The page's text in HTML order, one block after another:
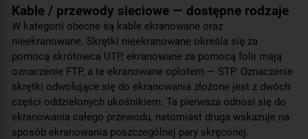
Kable / przewody sieciowe — dostępne rodzaje
W kategorii obecne są kable ekranowane oraz
nieekranowane. Skrętki nieekranowane określa się za
pomocą skrótowca UTP, ekranowane za pomocą folii mają
oznaczenie FTP, a te ekranowane oplotem — STP. Oznaczenie
skrętki odwołujące się do ekranowania złożone jest z dwóch
części oddzielonych ukośnikiem. Ta pierwsza odnosi się do
ekranowania całego przewodu, natomiast druga wskazuje na
sposób ekranowania poszczególnej pary skręconej.